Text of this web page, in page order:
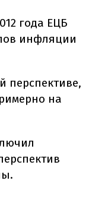
года ЕЦБ
инфляции
перспективе,
на